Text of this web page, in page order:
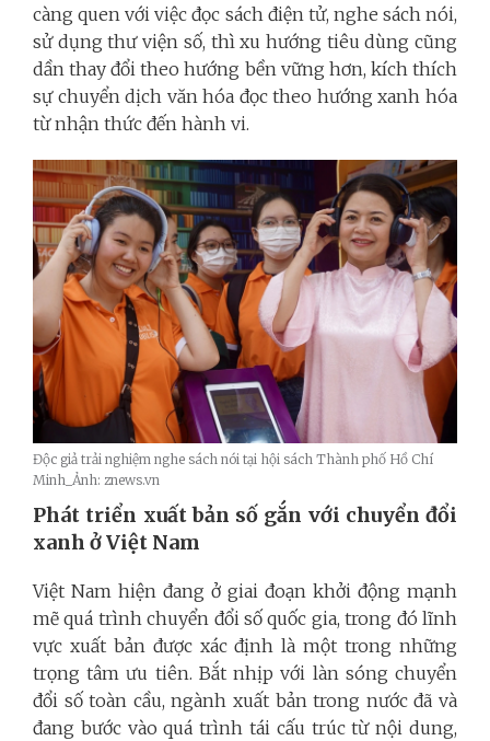
càng quen với việc đọc sách điện tử, nghe sách nói,
sử dụng thư viện số, thì xu hướng tiêu dùng cũng
dần thay đổi theo hướng bền vững hơn, kích thích
sự chuyển dịch văn hóa đọc theo hướng xanh hóa
từ nhận thức đến hành vi.
Độc giả trải nghiệm nghe sách nói tại hội sách Thành phố Hồ Chí
Minh_Ảnh: znews.vn
Phát triển xuất bản số gắn với chuyển đổi
xanh ở Việt Nam
Việt Nam hiện đang ở giai đoạn khởi động mạnh
mẽ quá trình chuyển đổi số quốc gia, trong đó lĩnh
vực xuất bản được xác định là một trong những
trọng tâm ưu tiên. Bắt nhịp với làn sóng chuyển
đổi số toàn cầu, ngành xuất bản trong nước đã và
đang bước vào quá trình tái cấu trúc từ nội dung,